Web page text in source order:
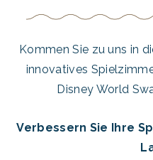
Kommen Sie zu uns in
innovatives
Disney World
Verbessern Sie Ihre